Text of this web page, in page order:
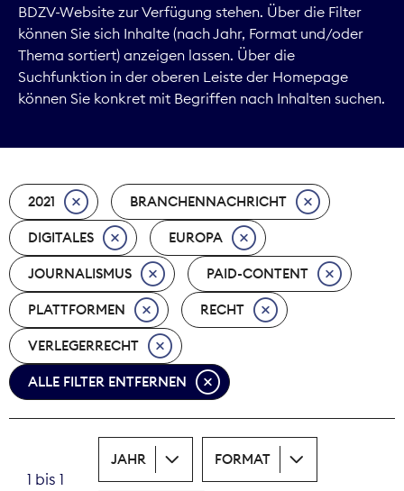
Digitales
Kommunikation
Marktdaten
Nachhaltigkeit
Nachwuchs
Nova Award
Pressefreiheit
Print
BDZV-Website zur Verfügung stehen. Über die Filter
können Sie sich Inhalte (nach Jahr, Format und/oder
Thema sortiert) anzeigen lassen. Über die
Suchfunktion in der oberen Leiste der Homepage
können Sie konkret mit Begriffen nach Inhalten suchen.
2021 BRANCHENNACHRICHT
DIGITALES EUROPA
JOURNALISMUS PAID-CONTENT
PLATTFORMEN RECHT
VERLEGERRECHT
ALLE FILTER ENTFERNEN
1 bis 1
JAHR FORMAT